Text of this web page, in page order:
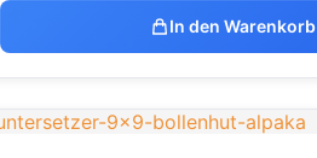
In den Warenkorb